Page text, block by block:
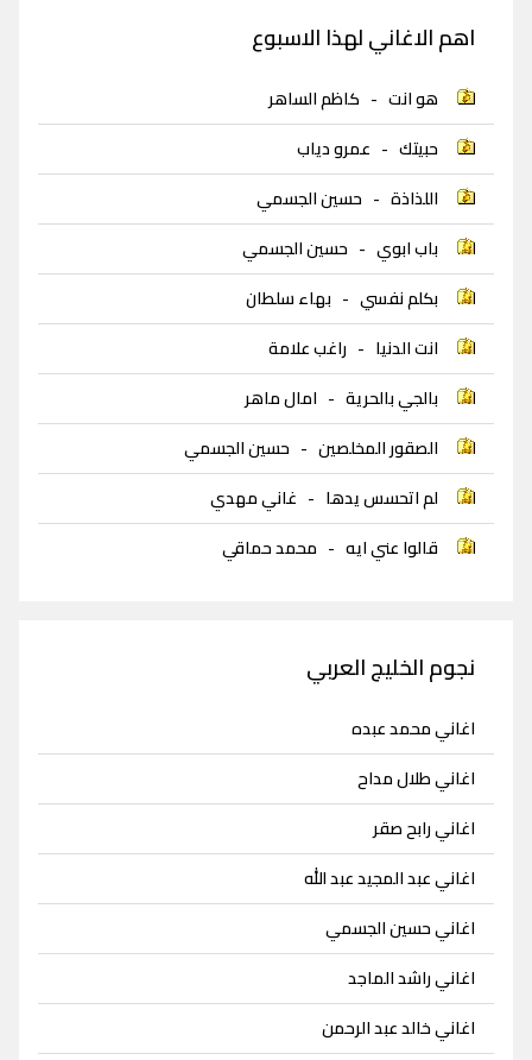
اهم الاغاني لهذا الاسبوع
هو انت - كاظم الساهر
حبيتك - عمرو دياب
اللذاذة - حسين الجسمي
باب ابوي - حسين الجسمي
بكلم نفسي - بهاء سلطان
انت الدنيا - راغب علامة
بالجي بالحرية - امال ماهر
الصقور المخلصين - حسين الجسمي
لم اتحسس يدها - غاني مهدي
قالوا عني ايه - محمد حماقي
نجوم الخليج العربي
اغاني محمد عبده
اغاني طلال مداح
اغاني رابح صقر
اغاني عبد المجيد عبد الله
اغاني حسين الجسمي
اغاني راشد الماجد
اغاني خالد عبد الرحمن